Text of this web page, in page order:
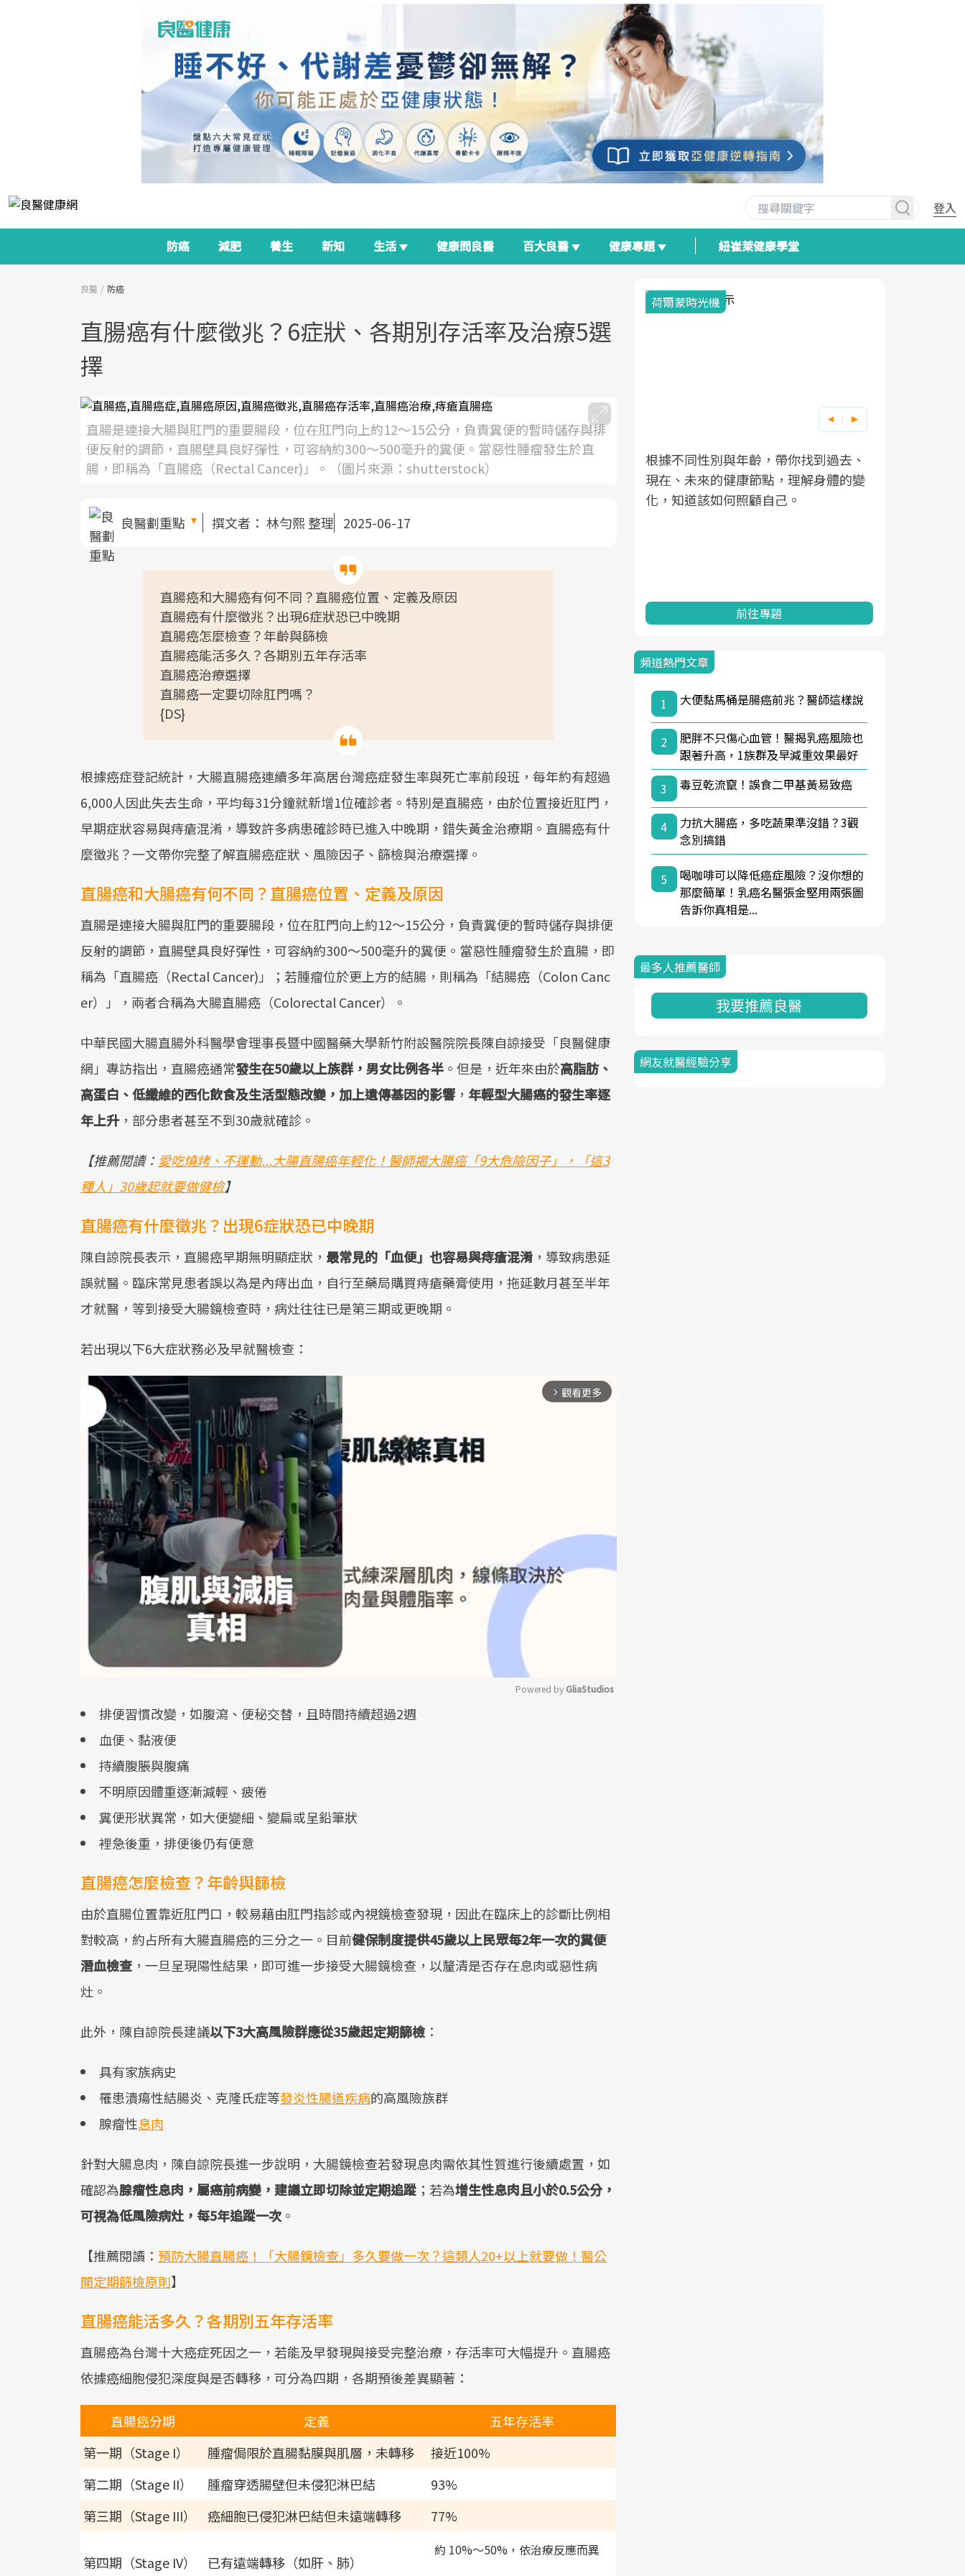
登入
防癌 減肥 養生 新知 生活 健康問良醫 百大良醫 健康專題 紐崔萊健康學堂
良醫 防癌
直腸癌有什麼徵兆？6症狀、各期別存活率及治療5選
擇
直腸是連接大腸與肛門的重要腸段，位在肛門向上約12～15公分，負責糞便的暫時儲存與排
便反射的調節，直腸壁具良好彈性，可容納約300～500毫升的糞便。當惡性腫瘤發生於直
腸，即稱為「直腸癌（Rectal Cancer)」。（圖片來源：shutterstock）
良醫劃重點 撰文者： 林勻熙 整理 2025-06-17
直腸癌和大腸癌有何不同？直腸癌位置、定義及原因
直腸癌有什麼徵兆？出現6症狀恐已中晚期
直腸癌怎麼檢查？年齡與篩檢
直腸癌能活多久？各期別五年存活率
直腸癌治療選擇
直腸癌一定要切除肛門嗎？
{DS}
根據癌症登記統計，大腸直腸癌連續多年高居台灣癌症發生率與死亡率前段班，每年約有超過
6,000人因此失去生命，平均每31分鐘就新增1位確診者。特別是直腸癌，由於位置接近肛門，
早期症狀容易與痔瘡混淆，導致許多病患確診時已進入中晚期，錯失黃金治療期。直腸癌有什
麼徵兆？一文帶你完整了解直腸癌症狀、風險因子、篩檢與治療選擇。
直腸癌和大腸癌有何不同？直腸癌位置、定義及原因
直腸是連接大腸與肛門的重要腸段，位在肛門向上約12～15公分，負責糞便的暫時儲存與排便
反射的調節，直腸壁具良好彈性，可容納約300～500毫升的糞便。當惡性腫瘤發生於直腸，即
稱為「直腸癌（Rectal Cancer)」；若腫瘤位於更上方的結腸，則稱為「結腸癌（Colon Canc
er）」，兩者合稱為大腸直腸癌（Colorectal Cancer）。
中華民國大腸直腸外科醫學會理事長暨中國醫藥大學新竹附設醫院院長陳自諒接受「良醫健康
網」專訪指出，直腸癌通常發生在50歲以上族群，男女比例各半 。但是，近年來由於高脂肪、
高蛋白、低纖維的西化飲食及生活型態改變，加上遺傳基因的影響 ， 年輕型大腸癌的發生率逐
年上升，部分患者甚至不到30歲就確診。
【推薦閱讀： 愛吃燒烤、不運動...大腸直腸癌年輕化！醫師揭大腸癌「9大危險因子」，「這3
種人」30歲起就要做健檢】
直腸癌有什麼徵兆？出現6症狀恐已中晚期
陳自諒院長表示，直腸癌早期無明顯症狀， 最常見的「血便」也容易與痔瘡混淆 ，導致病患延
誤就醫。臨床常見患者誤以為是內痔出血，自行至藥局購買痔瘡藥膏使用，拖延數月甚至半年
才就醫，等到接受大腸鏡檢查時，病灶往往已是第三期或更晚期。
若出現以下6大症狀務必及早就醫檢查：
arrow_forward_ios 觀看更多
Powered by GliaStudios
排便習慣改變，如腹瀉、便秘交替，且時間持續超過2週
血便、黏液便
持續腹脹與腹痛
不明原因體重逐漸減輕、疲倦
糞便形狀異常，如大便變細、變扁或呈鉛筆狀
裡急後重，排便後仍有便意
直腸癌怎麼檢查？年齡與篩檢
由於直腸位置靠近肛門口，較易藉由肛門指診或內視鏡檢查發現，因此在臨床上的診斷比例相
對較高，約占所有大腸直腸癌的三分之一。目前健保制度提供45歲以上民眾每2年一次的糞便
潛血檢查 ，一旦呈現陽性結果，即可進一步接受大腸鏡檢查，以釐清是否存在息肉或惡性病
灶。
此外，陳自諒院長建議以下3大高風險群應從35歲起定期篩檢：
具有家族病史
罹患潰瘍性結腸炎、克隆氏症等發炎性腸道疾病的高風險族群
腺瘤性息肉
針對大腸息肉，陳自諒院長進一步說明，大腸鏡檢查若發現息肉需依其性質進行後續處置，如
確認為腺瘤性息肉，屬癌前病變，建議立即切除並定期追蹤 ；若為增生性息肉且小於0.5公分，
可視為低風險病灶，每5年追蹤一次 。
【推薦閱讀： 預防大腸直腸癌！「大腸鏡檢查」多久要做一次？這類人20+以上就要做！醫公
開定期篩檢原則】
直腸癌能活多久？各期別五年存活率
直腸癌為台灣十大癌症死因之一，若能及早發現與接受完整治療，存活率可大幅提升。直腸癌
依據癌細胞侵犯深度與是否轉移，可分為四期，各期預後差異顯著：
直腸癌分期 定義
五年存活率
第一期（Stage I）
腫瘤侷限於直腸黏膜與肌層，未轉移
接近100%
第二期（Stage II）
腫瘤穿透腸壁但未侵犯淋巴結
93%
第三期（Stage III）
癌細胞已侵犯淋巴結但未遠端轉移 77%
第四期（Stage IV） 已有遠端轉移（如肝、肺）
約 10%～50%，依治療反應而異
面對超高齡社會的浪潮，台灣正在快速
邁向「健康照護」的新時代。隨著國家
照3.0」的推進，「預防醫學」已成全民
2025年，就到良醫生活祭體驗「一站式
健康新生活」，從講座、體驗到運動，
良醫健康網從「換季的身體變化」出
發，透過醫學觀點與日常感受的對話，
改善行動。
荷爾蒙時光機
根據不同性別與年齡，帶你找到過去、
現在、未來的健康節點，理解身體的變
化，知道該如何照顧自己。
前往專題
頻道熱門文章
1 大便黏馬桶是腸癌前兆？醫師這樣說
2
肥胖不只傷心血管！醫揭乳癌風險也
跟著升高，1族群及早減重效果最好
3
毒豆乾流竄！誤食二甲基黃易致癌
4
力抗大腸癌，多吃蔬果準沒錯？3觀
念別搞錯
5
喝咖啡可以降低癌症風險？沒你想的
那麼簡單！乳癌名醫張金堅用兩張圖
告訴你真相是...
最多人推薦醫師
我要推薦良醫
網友就醫經驗分享